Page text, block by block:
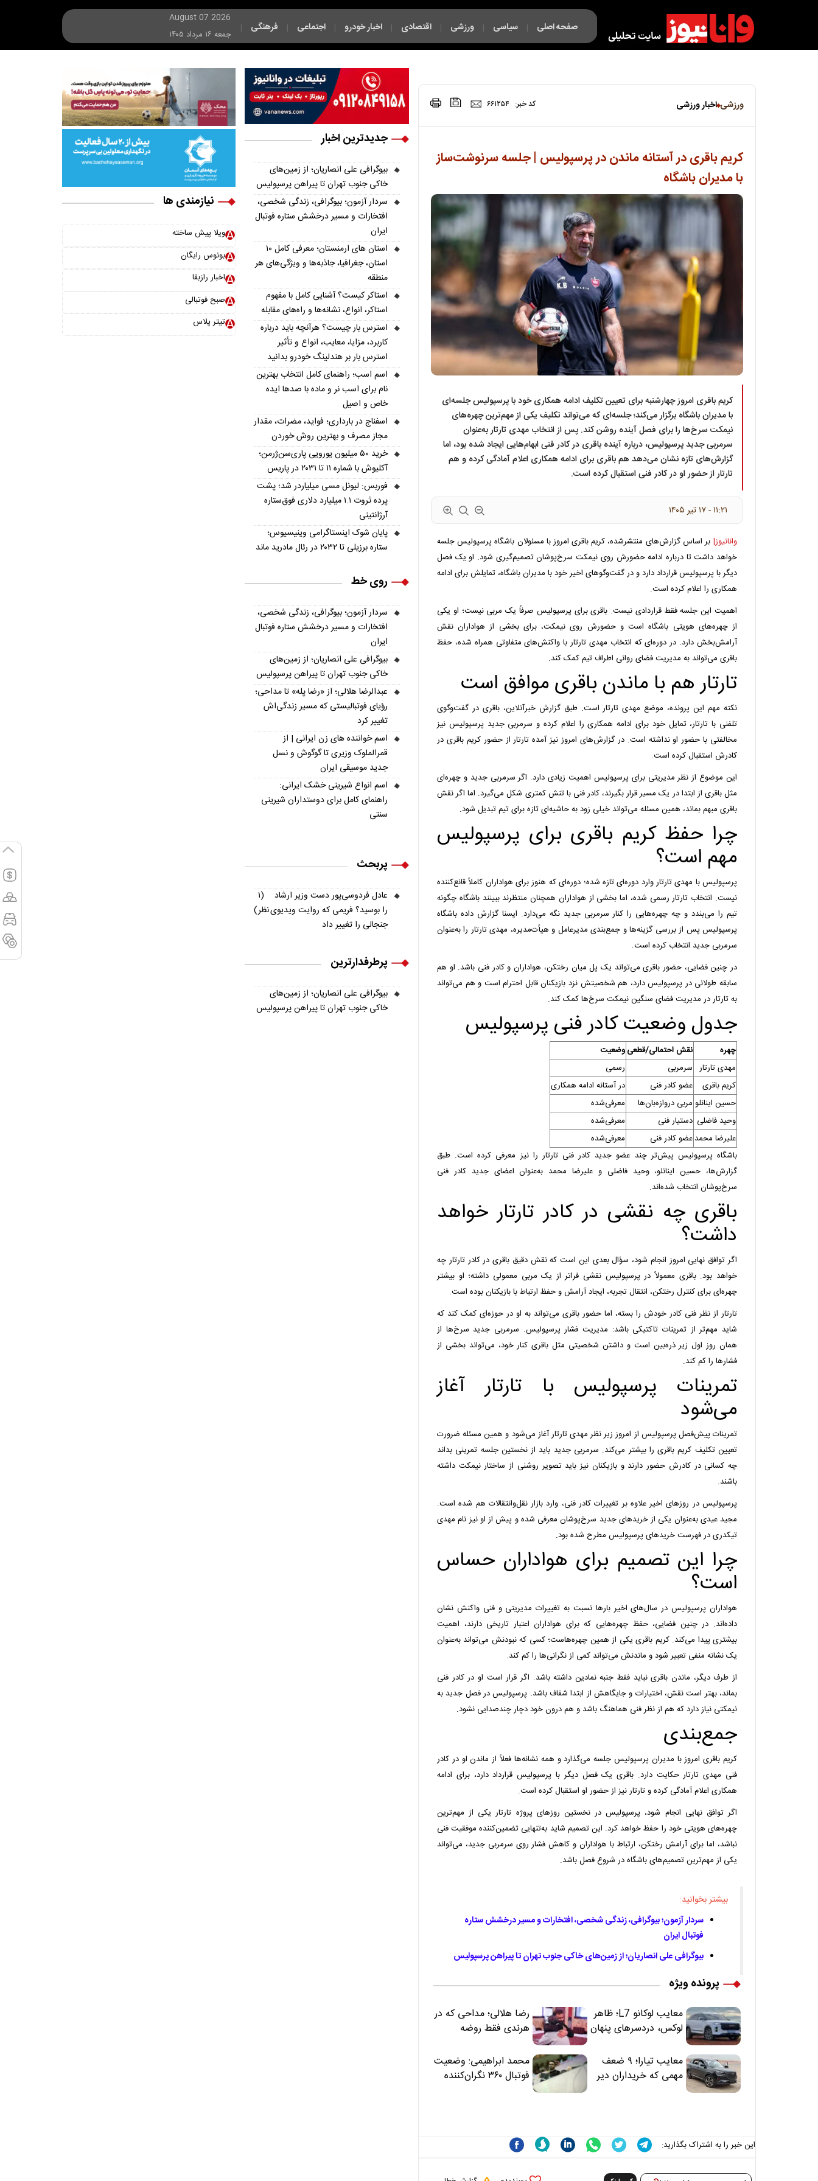
صفحه اصلی | سیاسی | ورزشی | اقتصادی | اخبار خودرو | اجتماعی | فرهنگی |
فکت لایف |
August 07 2026
جمعه ۱۶ مرداد ۱۴۰۵
ورزشی اخبار ورزشی کد خبر: ۶۶۱۲۵۴
کریم باقری در آستانه ماندن در پرسپولیس | جلسه سرنوشت‌ساز
با مدیران باشگاه
کریم باقری امروز چهارشنبه برای تعیین تکلیف ادامه همکاری خود با پرسپولیس جلسه‌ای
با مدیران باشگاه برگزار می‌کند؛ جلسه‌ای که می‌تواند تکلیف یکی از مهم‌ترین چهره‌های
نیمکت سرخ‌ها را برای فصل آینده روشن کند. پس از انتخاب مهدی تارتار به‌عنوان
سرمربی جدید پرسپولیس، درباره آینده باقری در کادر فنی ابهام‌هایی ایجاد شده بود، اما
گزارش‌های تازه نشان می‌دهد هم باقری برای ادامه همکاری اعلام آمادگی کرده و هم
تارتار از حضور او در کادر فنی استقبال کرده است.
۱۱:۲۱ - ۱۷ تير ۱۴۰۵
وانانیوز| بر اساس گزارش‌های منتشرشده، کریم باقری امروز با مسئولان باشگاه پرسپولیس جلسه
خواهد داشت تا درباره ادامه حضورش روی نیمکت سرخ‌پوشان تصمیم‌گیری شود. او یک فصل
دیگر با پرسپولیس قرارداد دارد و در گفت‌وگوهای اخیر خود با مدیران باشگاه، تمایلش برای ادامه
همکاری را اعلام کرده است.
اهمیت این جلسه فقط قراردادی نیست. باقری برای پرسپولیس صرفاً یک مربی نیست؛ او یکی
از چهره‌های هویتی باشگاه است و حضورش روی نیمکت، برای بخشی از هواداران نقش
آرامش‌بخش دارد. در دوره‌ای که انتخاب مهدی تارتار با واکنش‌های متفاوتی همراه شده، حفظ
باقری می‌تواند به مدیریت فضای روانی اطراف تیم کمک کند.
تارتار هم با ماندن باقری موافق است
نکته مهم این پرونده، موضع مهدی تارتار است. طبق گزارش خبرآنلاین، باقری در گفت‌وگوی
تلفنی با تارتار، تمایل خود برای ادامه همکاری را اعلام کرده و سرمربی جدید پرسپولیس نیز
مخالفتی با حضور او نداشته است. در گزارش‌های امروز نیز آمده تارتار از حضور کریم باقری در
کادرش استقبال کرده است.
این موضوع از نظر مدیریتی برای پرسپولیس اهمیت زیادی دارد. اگر سرمربی جدید و چهره‌ای
مثل باقری از ابتدا در یک مسیر قرار بگیرند، کادر فنی با تنش کمتری شکل می‌گیرد. اما اگر نقش
باقری مبهم بماند، همین مسئله می‌تواند خیلی زود به حاشیه‌ای تازه برای تیم تبدیل شود.
چرا حفظ کریم باقری برای پرسپولیس
مهم است؟
پرسپولیس با مهدی تارتار وارد دوره‌ای تازه شده؛ دوره‌ای که هنوز برای هواداران کاملاً قانع‌کننده
نیست. انتخاب تارتار رسمی شده، اما بخشی از هواداران همچنان منتظرند ببینند باشگاه چگونه
تیم را می‌بندد و چه چهره‌هایی را کنار سرمربی جدید نگه می‌دارد. ایسنا گزارش داده باشگاه
پرسپولیس پس از بررسی گزینه‌ها و جمع‌بندی مدیرعامل و هیأت‌مدیره، مهدی تارتار را به‌عنوان
سرمربی جدید انتخاب کرده است.
در چنین فضایی، حضور باقری می‌تواند یک پل میان رختکن، هواداران و کادر فنی باشد. او هم
سابقه طولانی در پرسپولیس دارد، هم شخصیتش نزد بازیکنان قابل احترام است و هم می‌تواند
به تارتار در مدیریت فضای سنگین نیمکت سرخ‌ها کمک کند.
جدول وضعیت کادر فنی پرسپولیس
چهره نقش احتمالی/قطعیوضعیت
مهدی تارتار سرمربی
رسمی
کریم باقری
عضو کادر فنی
در آستانه ادامه همکاری
حسین اینانلو مربی دروازه‌بان‌ها
معرفی‌شده
وحید فاضلی دستیار فنی
معرفی‌شده
علیرضا محمدعضو کادر فنی
معرفی‌شده
باشگاه پرسپولیس پیش‌تر چند عضو جدید کادر فنی تارتار را نیز معرفی کرده است. طبق
گزارش‌ها، حسین اینانلو، وحید فاضلی و علیرضا محمد به‌عنوان اعضای جدید کادر فنی
سرخ‌پوشان انتخاب شده‌اند.
باقری چه نقشی در کادر تارتار خواهد
داشت؟
اگر توافق نهایی امروز انجام شود، سؤال بعدی این است که نقش دقیق باقری در کادر تارتار چه
خواهد بود. باقری معمولاً در پرسپولیس نقشی فراتر از یک مربی معمولی داشته؛ او بیشتر
چهره‌ای برای کنترل رختکن، انتقال تجربه، ایجاد آرامش و حفظ ارتباط با بازیکنان بوده است.
تارتار از نظر فنی کادر خودش را بسته، اما حضور باقری می‌تواند به او در حوزه‌ای کمک کند که
شاید مهم‌تر از تمرینات تاکتیکی باشد: مدیریت فشار پرسپولیس. سرمربی جدید سرخ‌ها از
همان روز اول زیر ذره‌بین است و داشتن شخصیتی مثل باقری کنار خود، می‌تواند بخشی از
فشارها را کم کند.
تمرینات پرسپولیس با تارتار آغاز
می‌شود
تمرینات پیش‌فصل پرسپولیس از امروز زیر نظر مهدی تارتار آغاز می‌شود و همین مسئله ضرورت
تعیین تکلیف کریم باقری را بیشتر می‌کند. سرمربی جدید باید از نخستین جلسه تمرینی بداند
چه کسانی در کادرش حضور دارند و بازیکنان نیز باید تصویر روشنی از ساختار نیمکت داشته
باشند.
پرسپولیس در روزهای اخیر علاوه بر تغییرات کادر فنی، وارد بازار نقل‌وانتقالات هم شده است.
مجید عیدی به‌عنوان یکی از خریدهای جدید سرخ‌پوشان معرفی شده و پیش از او نیز نام مهدی
تیکدری در فهرست خریدهای پرسپولیس مطرح شده بود.
چرا این تصمیم برای هواداران حساس
است؟
هواداران پرسپولیس در سال‌های اخیر بارها نسبت به تغییرات مدیریتی و فنی واکنش نشان
داده‌اند. در چنین فضایی، حفظ چهره‌هایی که برای هواداران اعتبار تاریخی دارند، اهمیت
بیشتری پیدا می‌کند. کریم باقری یکی از همین چهره‌هاست؛ کسی که نبودنش می‌تواند به‌عنوان
یک نشانه منفی تعبیر شود و ماندنش می‌تواند کمی از نگرانی‌ها را کم کند.
از طرف دیگر، ماندن باقری نباید فقط جنبه نمادین داشته باشد. اگر قرار است او در کادر فنی
بماند، بهتر است نقش، اختیارات و جایگاهش از ابتدا شفاف باشد. پرسپولیس در فصل جدید به
نیمکتی نیاز دارد که هم از نظر فنی هماهنگ باشد و هم درون خود دچار چندصدایی نشود.
جمع‌بندی
کریم باقری امروز با مدیران پرسپولیس جلسه می‌گذارد و همه نشانه‌ها فعلاً از ماندن او در کادر
فنی مهدی تارتار حکایت دارد. باقری یک فصل دیگر با پرسپولیس قرارداد دارد، برای ادامه
همکاری اعلام آمادگی کرده و تارتار نیز از حضور او استقبال کرده است.
اگر توافق نهایی انجام شود، پرسپولیس در نخستین روزهای پروژه تارتار یکی از مهم‌ترین
چهره‌های هویتی خود را حفظ خواهد کرد. این تصمیم شاید به‌تنهایی تضمین‌کننده موفقیت فنی
نباشد، اما برای آرامش رختکن، ارتباط با هواداران و کاهش فشار روی سرمربی جدید، می‌تواند
یکی از مهم‌ترین تصمیم‌های باشگاه در شروع فصل باشد.
بیشتر بخوانید:
سردار آزمون؛ بیوگرافی، زندگی شخصی، افتخارات و مسیر درخشش ستاره
فوتبال ایران
بیوگرافی علی انصاریان؛ از زمین‌های خاکی جنوب تهران تا پیراهن پرسپولیس
پرونده ویژه
معایب لوکانو L7؛ ظاهر
لوکس، دردسرهای پنهان
رضا هلالی؛ مداحی که در
هرندی فقط روضه
«تکیه‌گاه آقا مرتضی
علی(ع)» را جدی‌تر
ببینند
معایب تیارا؛ ۹ ضعف
مهمی که خریداران دیر
محمد ابراهیمی: وضعیت
فوتبال ۳۶۰ نگران‌کننده
این خبر را به اشتراک بگذارید:
جدیدترین اخبار
بیوگرافی علی انصاریان؛ از زمین‌های
خاکی جنوب تهران تا پیراهن پرسپولیس
سردار آزمون؛ بیوگرافی، زندگی شخصی،
افتخارات و مسیر درخشش ستاره فوتبال
ایران
استان های ارمنستان؛ معرفی کامل ۱۰
استان، جغرافیا، جاذبه‌ها و ویژگی‌های هر
منطقه
استاکر کیست؟ آشنایی کامل با مفهوم
استاکر، انواع، نشانه‌ها و راه‌های مقابله
استرس بار چیست؟ هرآنچه باید درباره
کاربرد، مزایا، معایب، انواع و تأثیر
استرس بار بر هندلینگ خودرو بدانید
اسم اسب؛ راهنمای کامل انتخاب بهترین
نام برای اسب نر و ماده با صدها ایده
خاص و اصیل
اسفناج در بارداری؛ فواید، مضرات، مقدار
مجاز مصرف و بهترین روش خوردن
خرید ۵۰ میلیون یورویی پاری‌سن‌ژرمن؛
آکلیوش با شماره ۱۱ تا ۲۰۳۱ در پاریس
فوربس: لیونل مسی میلیاردر شد؛ پشت
پرده ثروت ۱.۱ میلیارد دلاری فوق‌ستاره
آرژانتینی
پایان شوک اینستاگرامی وینیسیوس؛
ستاره برزیلی تا ۲۰۳۲ در رئال مادرید ماند
روی خط
سردار آزمون؛ بیوگرافی، زندگی شخصی،
افتخارات و مسیر درخشش ستاره فوتبال
ایران
بیوگرافی علی انصاریان؛ از زمین‌های
خاکی جنوب تهران تا پیراهن پرسپولیس
عبدالرضا هلالی؛ از «رضا پله» تا مداحی؛
رؤیای فوتبالیستی که مسیر زندگی‌اش
تغییر کرد
اسم خواننده های زن ایرانی | از
قمرالملوک وزیری تا گوگوش و نسل
جدید موسیقی ایران
اسم انواع شیرینی خشک ایرانی:
راهنمای کامل برای دوستداران شیرینی
سنتی
پربحث
عادل فردوسی‌پور دست وزیر ارشاد
را بوسید؟ فریمی که روایت ویدیوی
جنجالی را تغییر داد
(۱
نظر)
پرطرفدارترین
بیوگرافی علی انصاریان؛ از زمین‌های
خاکی جنوب تهران تا پیراهن پرسپولیس
نیازمندی ها
ویلا پیش ساخته
بونوس رایگان
اخبار رازبقا
صبح فوتبالی
تیتر پلاس